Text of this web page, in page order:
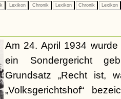
Lexikon Chronik Lexikon Chronik Lexikon
Am 24. April 1934
ein Sondergericht
Grundsatz „Recht ist,
„Volksgerichtshof“